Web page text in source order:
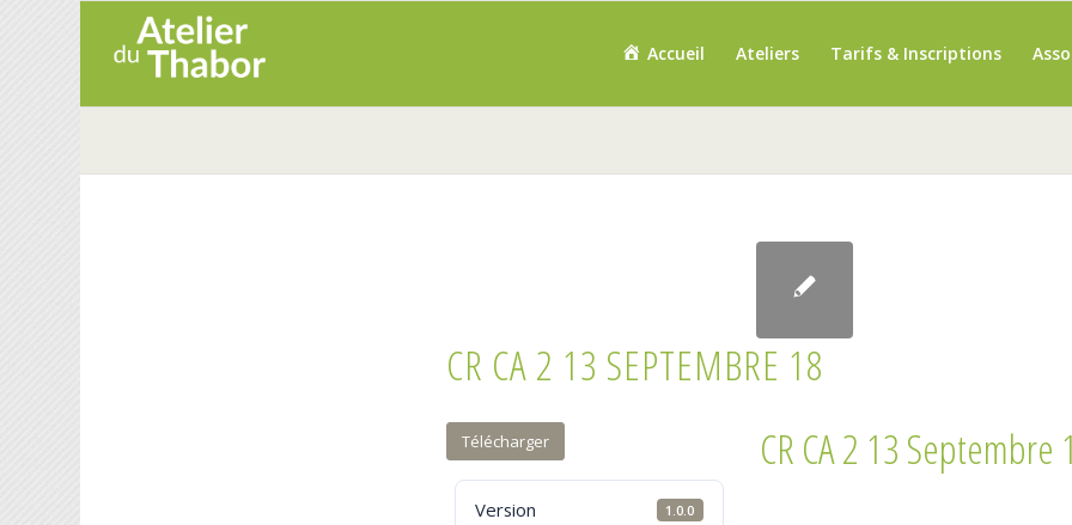
Accueil Ateliers Tarifs & Inscriptions
CR CA 2 13 SEPTEMBRE 18
Télécharger
Version 1.0.0
CR CA 2 13 Septembre